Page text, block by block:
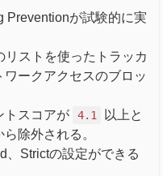
Preventionが試験的に実
ストを使ったトラッカ
ークアクセスのブロッ
トスコアが
4.1
以上と
除外される。
、Strictの設定ができる